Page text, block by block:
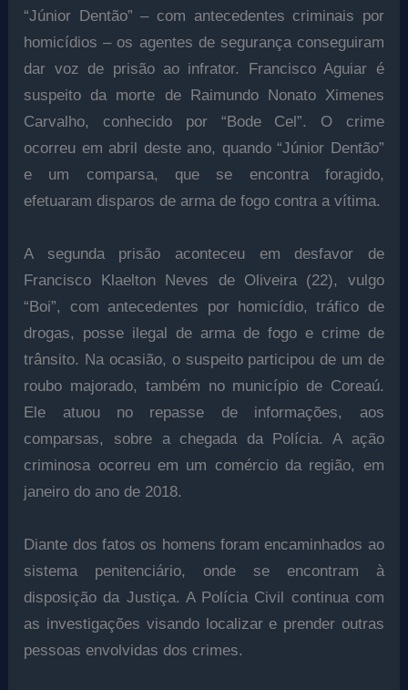
“Júnior Dentão” – com antecedentes criminais por
homicídios – os agentes de segurança conseguiram
dar voz de prisão ao infrator. Francisco Aguiar é
suspeito da morte de Raimundo Nonato Ximenes
Carvalho, conhecido por “Bode Cel”. O crime
ocorreu em abril deste ano, quando “Júnior Dentão”
e um comparsa, que se encontra foragido,
efetuaram disparos de arma de fogo contra a vítima.
A segunda prisão aconteceu em desfavor de
Francisco Klaelton Neves de Oliveira (22), vulgo
“Boi”, com antecedentes por homicídio, tráfico de
drogas, posse ilegal de arma de fogo e crime de
trânsito. Na ocasião, o suspeito participou de um de
roubo majorado, também no município de Coreaú.
Ele atuou no repasse de informações, aos
comparsas, sobre a chegada da Polícia. A ação
criminosa ocorreu em um comércio da região, em
janeiro do ano de 2018.
Diante dos fatos os homens foram encaminhados ao
sistema penitenciário, onde se encontram à
disposição da Justiça. A Polícia Civil continua com
as investigações visando localizar e prender outras
pessoas envolvidas dos crimes.